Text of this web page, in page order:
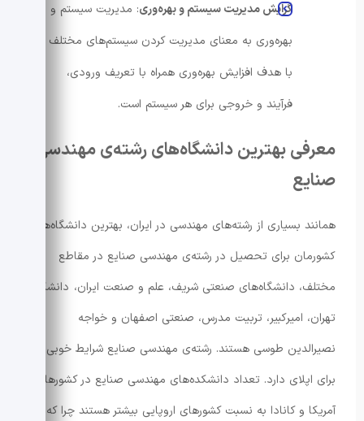
گرایش مدیریت سیستم و بهره‌وری: مدیریت سیستم و
بهره‌وری به معنای مدیریت کردن سیستم‌های مختلف
با هدف افزایش بهره‌وری همراه با تعریف ورودی،
فرآیند و خروجی برای هر سیستم است.
معرفی بهترین دانشگاه‌های رشته‌ی مهندسی
صنایع
همانند بسیاری از رشته‌های مهندسی در ایران، بهترین دانشگاه‌های
کشورمان برای تحصیل در رشته‌ی مهندسی صنایع در مقاطع
مختلف، دانشگاه‌های صنعتی شریف، علم و صنعت ایران، دانشگاه
تهران، امیرکبیر، تربیت مدرس، صنعتی اصفهان و خواجه
نصیرالدین طوسی هستند. رشته‌ی مهندسی صنایع شرایط خوبی
برای اپلای دارد. تعداد دانشکده‌های مهندسی صنایع در کشورهای
آمریکا و کانادا به نسبت کشورهای اروپایی بیشتر هستند چرا که در